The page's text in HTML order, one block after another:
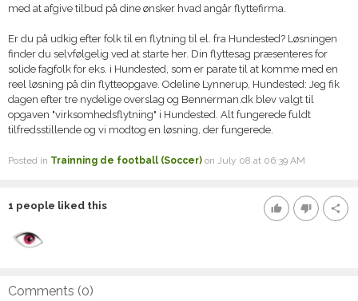
med at afgive tilbud på dine ønsker hvad angår flyttefirma.
Er du på udkig efter folk til en flytning til el. fra Hundested? Løsningen
finder du selvfølgelig ved at starte her. Din flyttesag præsenteres for
solide fagfolk for eks. i Hundested, som er parate til at komme med en
reel løsning på din flytteopgave. Odeline Lynnerup, Hundested: Jeg fik
dagen efter tre nydelige overslag og Bennerman.dk blev valgt til
opgaven "virksomhedsflytning" i Hundested. Alt fungerede fuldt
tilfredsstillende og vi modtog en løsning, der fungerede.
Posted in Trainning de football (Soccer) on July 08 at 06:39 AM
thumb_up thumb_down share
1 people liked this
Comments (0)